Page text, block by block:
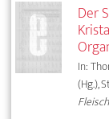
Der
In:
(Hg.),
Fleisch